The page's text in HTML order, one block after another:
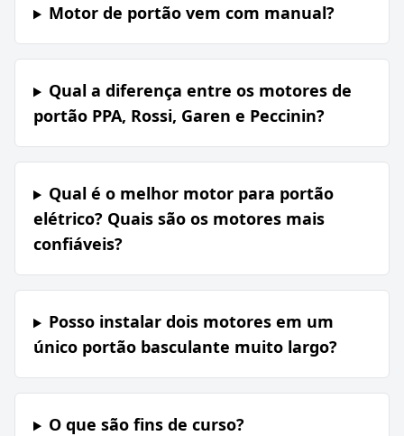
Motor de portão vem com manual?
Qual a diferença entre os motores de
portão PPA, Rossi, Garen e Peccinin?
Qual é o melhor motor para portão
elétrico? Quais são os motores mais
confiáveis?
Posso instalar dois motores em um
único portão basculante muito largo?
O que são fins de curso?